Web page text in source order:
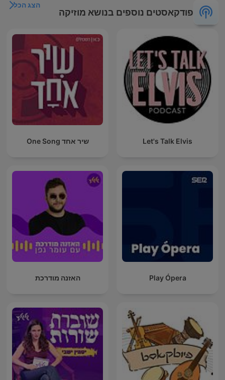
פודקאסטים נוספים בנושא מוזיקה
הצג הכל
Let's Talk Elvis שיר אחד One Song
Play Ópera האזנה מודרכת